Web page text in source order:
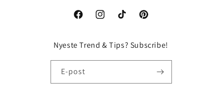
FacebookInstagramTikTok Pinterest
Nyeste Trend & Tips? Subscribe!
E-post